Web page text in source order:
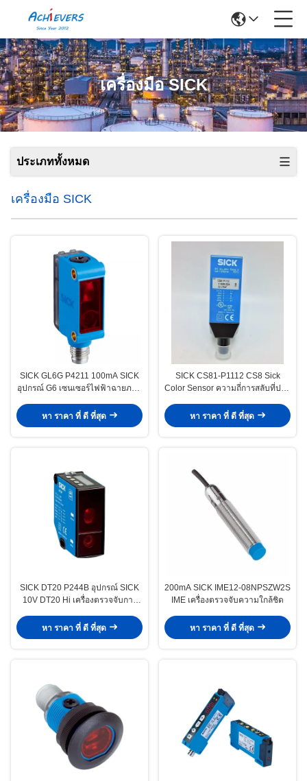
เครื่องมือ SICK
ประเภททั้งหมด
เครื่องมือ SICK
SICK GL6G P4211 100mA SICK
อุปกรณ์ G6 เซนเซอร์ไฟฟ้าฉายภาพ
หา ราคา ที่ ดี ที่สุด
SICK CS81-P1112 CS8 Sick
Color Sensor ความถี่การสลับที่ปรับ
หา ราคา ที่ ดี ที่สุด
SICK DT20 P244B อุปกรณ์ SICK
10V DT20 Hi เครื่องตรวจจับการ
หา ราคา ที่ ดี ที่สุด
200mA SICK IME12-08NPSZW2S
IME เครื่องตรวจจับความใกล้ชิด
หา ราคา ที่ ดี ที่สุด